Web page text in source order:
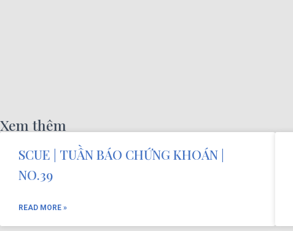
Xem thêm
SCUE | TUẦN BÁO CHỨNG KHOÁN |
NO.39
READ MORE »